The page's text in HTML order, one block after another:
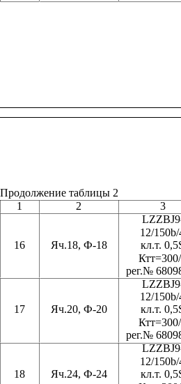
Продолжение таблицы 2
1
2
3
12/150b/
16
Яч.18, Ф-18 кл.т.
рег.№
12/150b/
17
Яч.20, Ф-20 кл.т.
рег.№
12/150b/
18
Яч.24, Ф-24 кл.т.